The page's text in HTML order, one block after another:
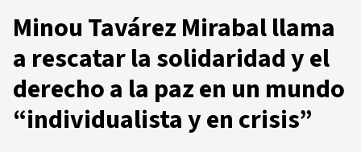
Minou Tavárez Mirabal llama
a rescatar la solidaridad y el
derecho a la paz en un mundo
“individualista y en crisis”